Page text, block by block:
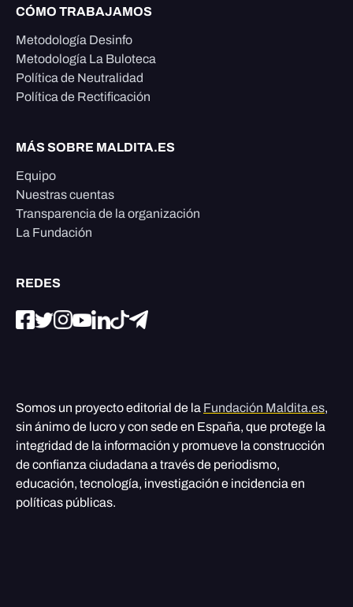
CÓMO TRABAJAMOS
Metodología Desinfo
Metodología La Buloteca
Política de Neutralidad
Política de Rectificación
MÁS SOBRE MALDITA.ES
Equipo
Nuestras cuentas
Transparencia de la organización
La Fundación
REDES
Somos un proyecto editorial de la Fundación Maldita.es,
sin ánimo de lucro y con sede en España, que protege la
integridad de la información y promueve la construcción
de confianza ciudadana a través de periodismo,
educación, tecnología, investigación e incidencia en
políticas públicas.